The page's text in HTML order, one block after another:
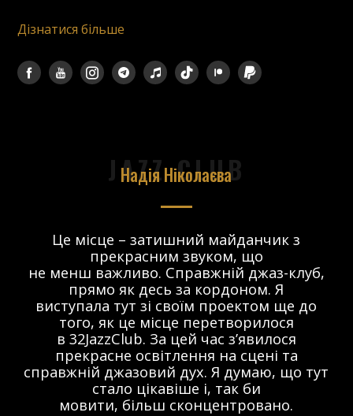
Дізнатися більше
JAZZ CLUB
Надія Ніколаєва
Це місце – затишний майданчик з
прекрасним звуком, що
не менш важливо. Справжній джаз-клуб,
прямо як десь за кордоном. Я
виступала тут зі своїм проектом ще до
того, як це місце перетворилося
в 32JazzClub. За цей час з’явилося
прекрасне освітлення на сцені та
справжній джазовий дух. Я думаю, що тут
стало цікавіше і, так би
мовити, більш сконцентровано.